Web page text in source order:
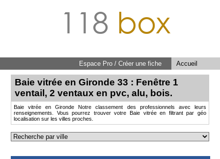
118 box
Accueil
Espace Pro / Créer une fiche
Baie vitrée en Gironde 33 : Fenêtre 1
ventail, 2 ventaux en pvc, alu, bois.
Baie vitrée en Gironde Notre classement des professionnels avec leurs
renseignements. Vous pourrez trouver votre Baie vitrée en filtrant par géo
localisation sur les villes proches.